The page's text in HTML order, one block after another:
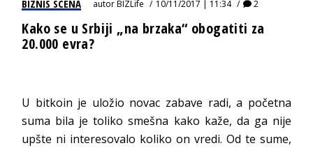
BIZNIS SCENA autorBIZLife 10/11/2017 | 11:34 2
Kako se u Srbiji „na brzaka“ obogatiti za
20.000 evra?
U bitkoin je uložio novac zabave radi, a početna
suma bila je toliko smešna kako kaže, da ga nije
upšte ni interesovalo koliko on vredi. Od te sume,